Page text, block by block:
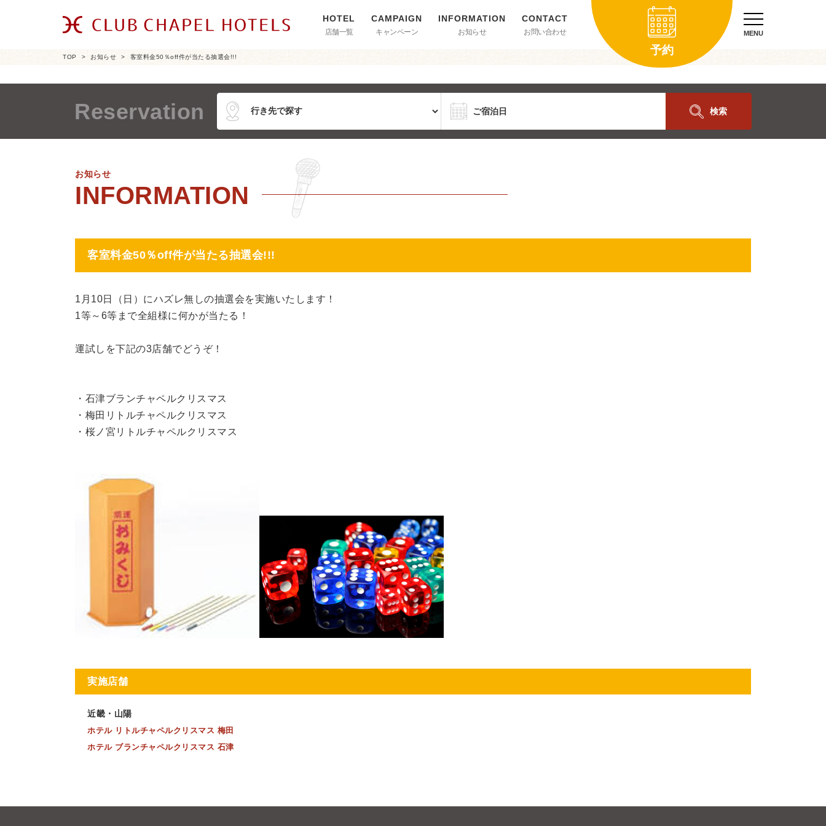
店舗一覧 キャンペーン お知らせ お問い合わせ
予約
MENU
TOP お知らせ 客室料金50％off件が当たる抽選会!!!
Reservation 検索
お知らせ
客室料金50％off件が当たる抽選会!!!
1 月10日（日）にハズレ無しの抽選会を実施いたします！
1等～ 6等まで全組様に何かが当たる！
運試しを下記の3店舗でどうぞ！
・石津ブランチャペルクリスマス
・梅田リトルチャペルクリスマス
・桜ノ宮リトルチャペルクリスマス
実施店舗
近畿・山陽
ホテル リトルチャペルクリスマス 梅田
ホテル ブランチャペルクリスマス 石津